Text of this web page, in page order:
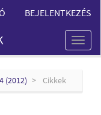
BEJELENTKEZÉS
Toggle
(2012) Cikkek